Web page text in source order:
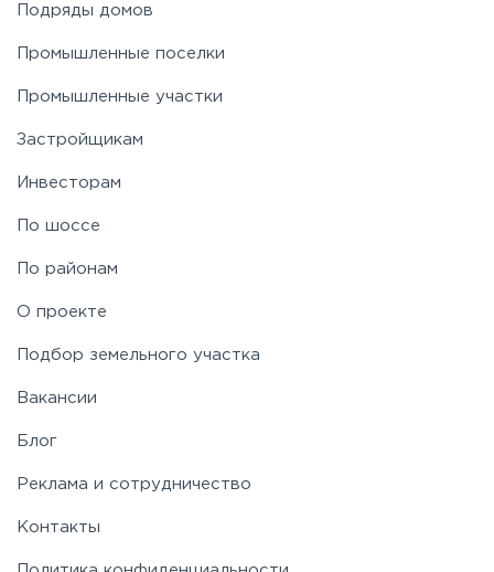
Подряды домов
Промышленные поселки
Промышленные участки
Застройщикам
Инвесторам
По шоссе
По районам
О проекте
Подбор земельного участка
Вакансии
Блог
Реклама и сотрудничество
Контакты